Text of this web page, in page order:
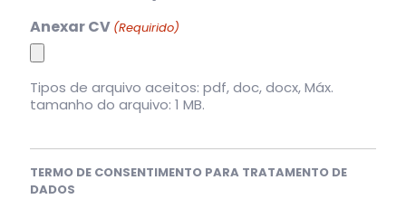
Anexar CV (Requirido)
Tipos de arquivo aceitos: pdf, doc, docx, Máx.
tamanho do arquivo: 1 MB.
TERMO DE CONSENTIMENTO PARA TRATAMENTO DE
DADOS